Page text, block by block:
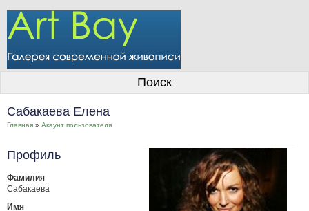
Информация для покупателей
Размещение работ
Контакты
Личный кабинет
Поиск
Сабакаева Елена
Главная » Акаунт пользователя
Профиль
Фамилия
Сабакаева
Имя